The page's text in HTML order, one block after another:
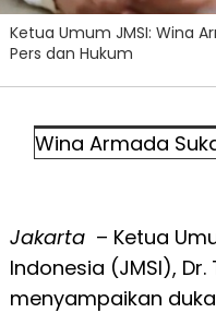
Ketua Umum JMSI: Wina
Pers dan Hukum
Wina Armada
Jakarta – Ketua
Indonesia (JMSI),
menyampaikan